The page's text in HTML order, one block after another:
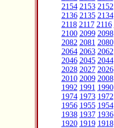
2154 2153 2152
2136 2135 2134
2118 2117 2116
2100 2099 2098
2082 2081 2080
2064 2063 2062
2046 2045 2044
2028 2027 2026
2010 2009 2008
1992 1991 1990
1974 1973 1972
1956 1955 1954
1938 1937 1936
1920 1919 1918